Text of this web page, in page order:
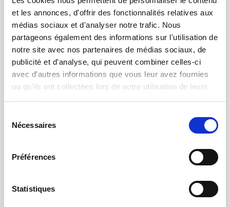
et les annonces, d'offrir des fonctionnalités relatives aux
médias sociaux et d'analyser notre trafic. Nous
partageons également des informations sur l'utilisation de
notre site avec nos partenaires de médias sociaux, de
publicité et d'analyse, qui peuvent combiner celles-ci
avec d'autres informations que vous leur avez fournies
ou qu'ils ont collectées lors de votre utilisation de leurs
Nécessaires
Préférences
Statistiques
Contrôle de pièces décolletées pour